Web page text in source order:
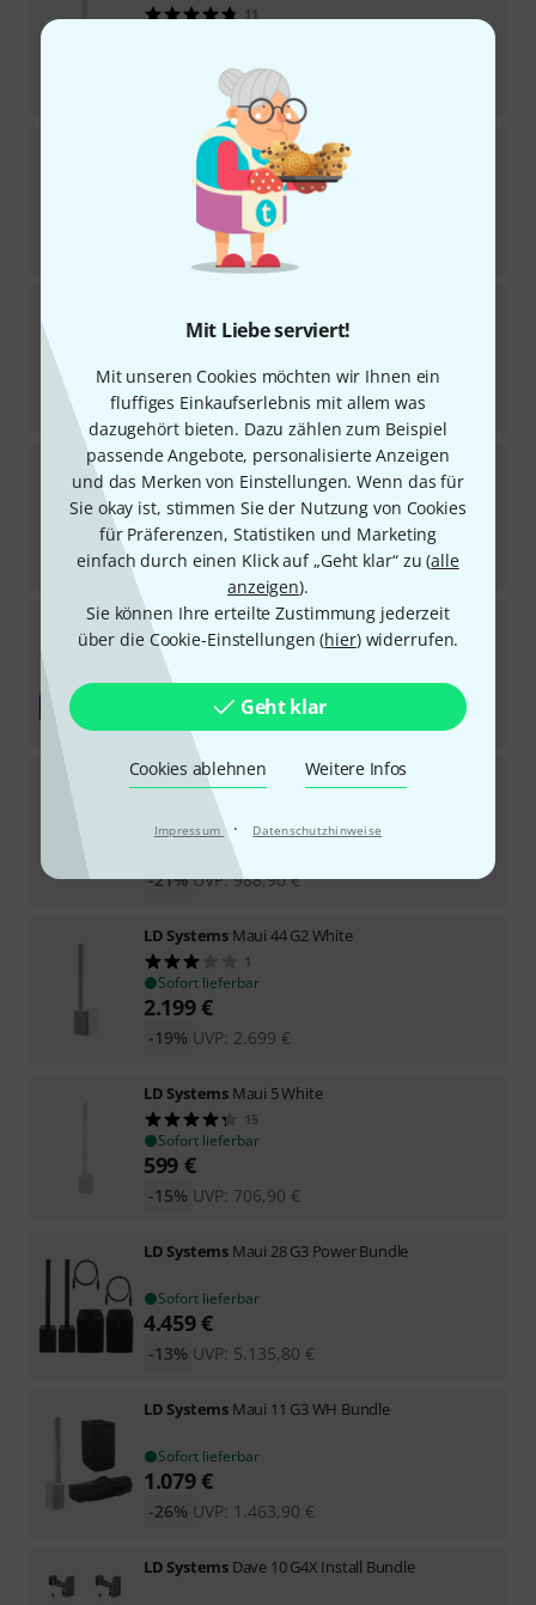
Mit Liebe serviert!
Mit unseren Cookies möchten wir Ihnen ein
fluffiges Einkaufserlebnis mit allem was
dazugehört bieten. Dazu zählen zum Beispiel
passende Angebote, personalisierte Anzeigen
und das Merken von Einstellungen. Wenn das für
Sie okay ist, stimmen Sie der Nutzung von Cookies
für Präferenzen, Statistiken und Marketing
einfach durch einen Klick auf „Geht klar“ zu (alle
anzeigen).
Sie können Ihre erteilte Zustimmung jederzeit
über die Cookie-Einstellungen (hier) widerrufen.
Geht klar
Cookies ablehnen Weitere Infos
Impressum · Datenschutzhinweise
11
UVP: 1.069,80
LD SystemsMaui 28 G3 MIX W
Sofort lieferbar
UVP: 2.129,90
3
969€
UVP:1.142,90 €
-15%
LD SystemsMaui 11 G3 Mix W
Sofort lieferbar
1.239€
UVP:1.662,90 €
-25%
LD SystemsMaui 44 G2 Power Bundle
Sofort lieferbar
7.609€
UVP: 10.584,20 €
LD Systems Maui 5 Go 100 W
Sofort lieferbar
UVP:988,90 €
-21%
LD Systems Maui 44 G2 White
1
Sofort lieferbar
2.199€
UVP: 2.699 €
-19%
LD Systems Maui 5 White
15
Sofort lieferbar
599 €
UVP: 706,90 €
-15%
LD Systems Maui 28 G3 Power Bundle
Sofort lieferbar
4.459€
UVP: 5.135,80 €
-13%
LD Systems Maui 11 G3 WH Bundle
Sofort lieferbar
1.079€
UVP: 1.463,90 €
-26%
LD Systems Dave 10 G4X Install Bundle